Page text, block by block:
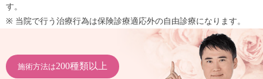
す。
※ 当院で行う治療行為は保険診療適応外の自由診療になります。
施術方法は200種類以上